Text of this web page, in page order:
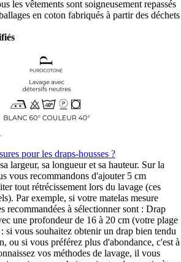
les vêtements sont soigneusement repassés
en coton fabriqués à partir des déchets
pour les draps-housses ?
largeur, sa longueur et sa hauteur. Sur la
vous recommandons d'ajouter 5 cm
tout rétrécissement lors du lavage (ces
Par exemple, si votre matelas mesure
recommandées à sélectionner sont : Drap
une profondeur de 16 à 20 cm (votre plage
si vous souhaitez obtenir un drap bien tendu
ou si vous préférez plus d'abondance, c'est à
vos méthodes de lavage, il vous